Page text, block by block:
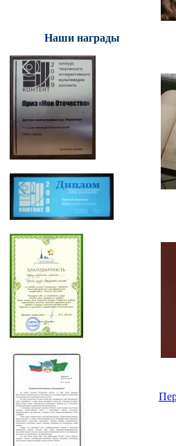
Наши награды